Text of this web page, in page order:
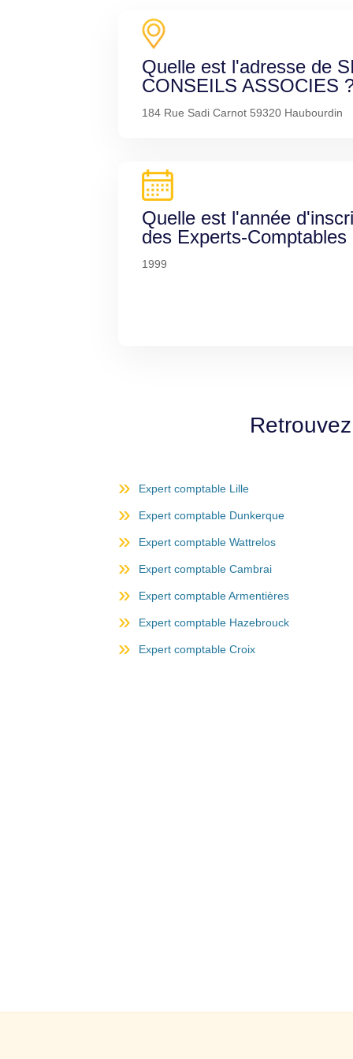
Quelle est l'adresse de
CONSEILS ASSOCIES
184 Rue Sadi Carnot 59320 Haubourdin
Quelle est l'année
des Experts-Comptables
1999
Expert comptable Lille
Expert comptable Dunkerque
Expert comptable Wattrelos
Expert comptable Cambrai
Expert comptable Armentières
Expert comptable Hazebrouck
Expert comptable Croix